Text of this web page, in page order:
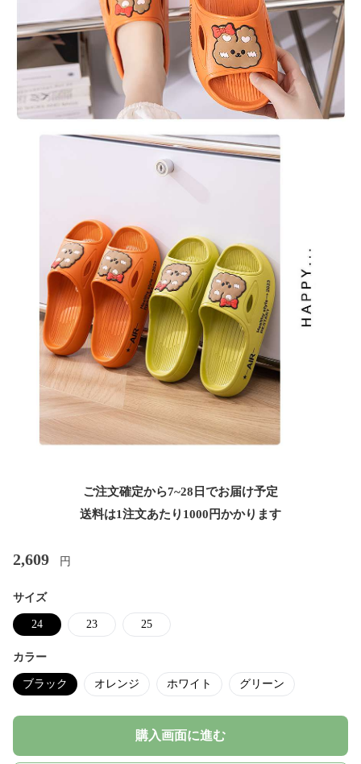
ご注文確定から7~28日でお届け予定
送料は1注文あたり 1000 円かかります
2,609 円
サイズ
24 23 25
カラー
ブラック オレンジ ホワイト グリーン
購入画面に進む